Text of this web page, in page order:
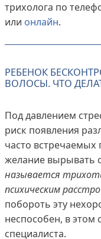
трихолога по
или онлайн.
РЕБЕНОК
ВОЛОСЫ. ЧТО
Под давлением
риск появления
часто
желание вырывать
называется
психическим
побороть эту
неспособен, в этом
специалиста.